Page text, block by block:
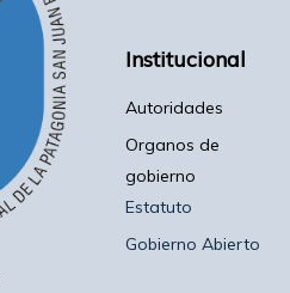
Institucional
Autoridades
Organos de
gobierno
Estatuto
Gobierno Abierto